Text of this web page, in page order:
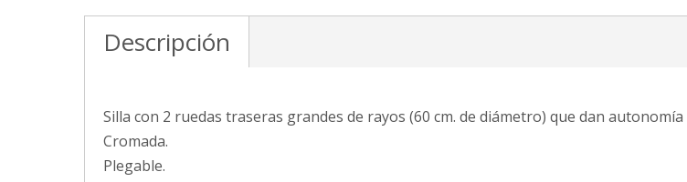
Descripción
Silla con 2 ruedas traseras grandes de rayos (60 cm. de diámetro) que dan
Cromada.
Plegable.